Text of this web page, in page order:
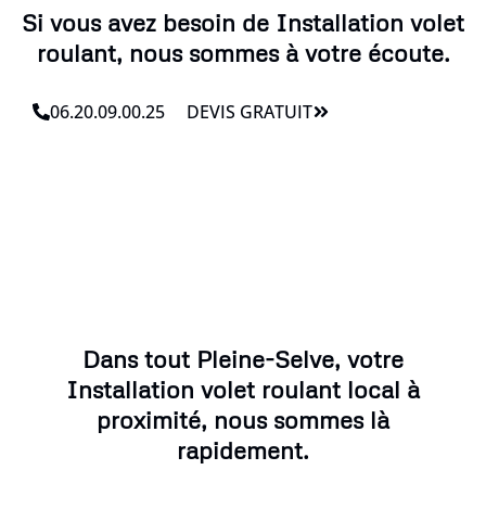
Si vous avez besoin de Installation volet
roulant, nous sommes à votre écoute.
06.20.09.00.25 DEVIS GRATUIT
Dans tout Pleine-Selve, votre
Installation volet roulant local à
proximité, nous sommes là
rapidement.